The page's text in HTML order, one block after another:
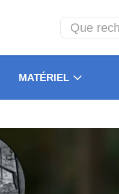
MATÉRIEL